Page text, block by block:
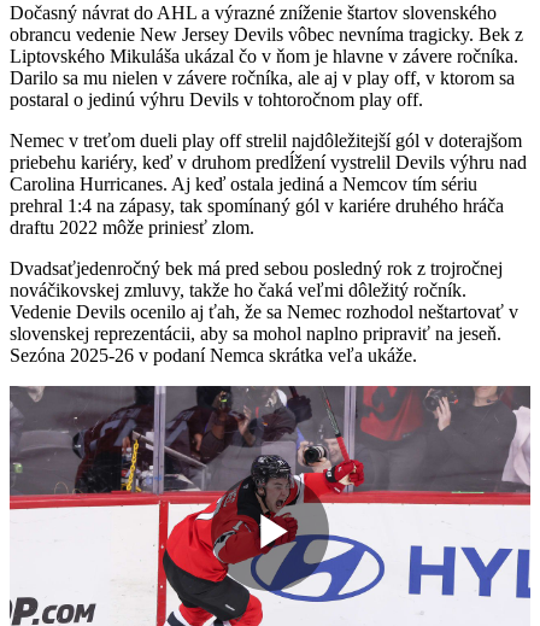
Dočasný návrat do AHL a výrazné zníženie štartov slovenského
obrancu vedenie New Jersey Devils vôbec nevníma tragicky. Bek z
Liptovského Mikuláša ukázal čo v ňom je hlavne v závere ročníka.
Darilo sa mu nielen v závere ročníka, ale aj v play off, v ktorom sa
postaral o jedinú výhru Devils v tohtoročnom play off.
Nemec v treťom dueli play off strelil najdôležitejší gól v doterajšom
priebehu kariéry, keď v druhom predĺžení vystrelil Devils výhru nad
Carolina Hurricanes. Aj keď ostala jediná a Nemcov tím sériu
prehral 1:4 na zápasy, tak spomínaný gól v kariére druhého hráča
draftu 2022 môže priniesť zlom.
Dvadsaťjedenročný bek má pred sebou posledný rok z trojročnej
nováčikovskej zmluvy, takže ho čaká veľmi dôležitý ročník.
Vedenie Devils ocenilo aj ťah, že sa Nemec rozhodol neštartovať v
slovenskej reprezentácii, aby sa mohol naplno pripraviť na jeseň.
Sezóna 2025-26 v podaní Nemca skrátka veľa ukáže.
Play